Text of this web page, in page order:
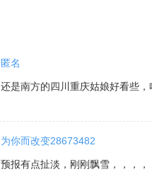
匿名
还是南方的四川重庆姑娘好看些，
为你而改变28673482
预报有点扯淡，刚刚飘雪，，，，